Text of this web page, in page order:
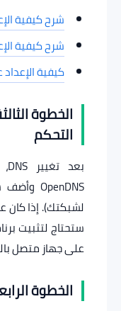
شرح كيفية
شرح كيفية
كيفية
الخطوة
التحكم
ستحتاج لتثبيت
على جهاز متصل
الخطوة